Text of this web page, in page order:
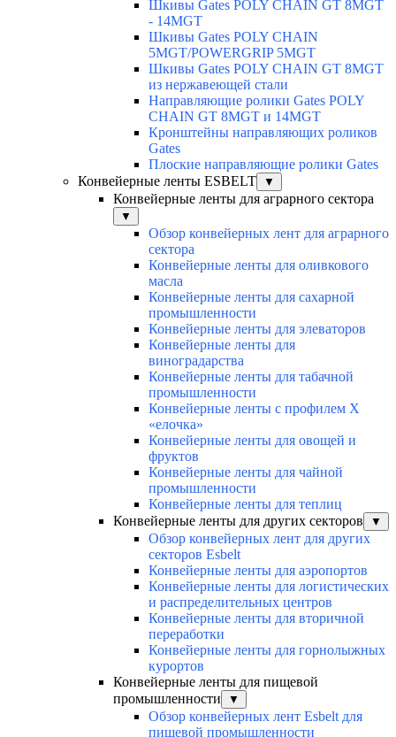
Шкивы Gates POLY CHAIN GT 8MGT
- 14MGT
Шкивы Gates POLY CHAIN
5MGT/POWERGRIP 5MGT
Шкивы Gates POLY CHAIN GT 8MGT
из нержавеющей стали
Направляющие ролики Gates POLY
CHAIN GT 8MGT и 14MGT
Кронштейны направляющих роликов
Gates
Плоские направляющие ролики Gates
Конвейерные ленты ESBELT
▼
Конвейерные ленты для аграрного сектора
▼
Обзор конвейерных лент для аграрного
сектора
Конвейерные ленты для оливкового
масла
Конвейерные ленты для сахарной
промышленности
Конвейерные ленты для элеваторов
Конвейерные ленты для
виноградарства
Конвейерные ленты для табачной
промышленности
Конвейерные ленты с профилем Х
«елочка»
Конвейерные ленты для овощей и
фруктов
Конвейерные ленты для чайной
промышленности
Конвейерные ленты для теплиц
Конвейерные ленты для других секторов
▼
Обзор конвейерных лент для других
секторов Esbelt
Конвейерные ленты для аэропортов
Конвейерные ленты для логистических
и распределительных центров
Конвейерные ленты для вторичной
переработки
Конвейерные ленты для горнолыжных
курортов
Конвейерные ленты для пищевой
промышленности
▼
Обзор конвейерных лент Esbelt для
пищевой промышленности